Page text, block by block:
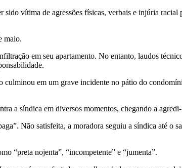
vítima de agressões físicas, verbais e injúria racial
maio.
em seu apartamento. No entanto, laudos
em um grave incidente no pátio do
a síndica em diversos momentos, chegando a
Não satisfeita, a moradora seguiu a síndica até o
“preta nojenta”, “incompetente” e “jumenta”.